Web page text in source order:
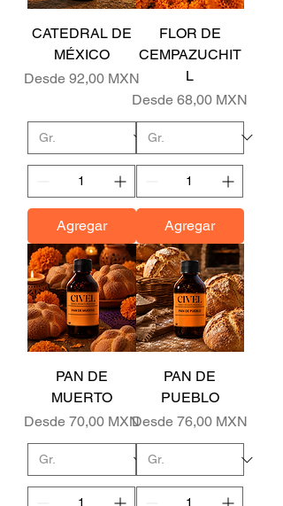
CATEDRAL DE
MÉXICO
Desde 92,00 MXN
Precio de oferta
Agregar
FLOR DE
CEMPAZUCHIT
L
Desde68,00 MXN
Precio de oferta
Agregar
PAN DE
MUERTO
Desde 70,00 MXN
Precio de oferta
PAN DE
PUEBLO
Desde76,00 MXN
Precio de oferta